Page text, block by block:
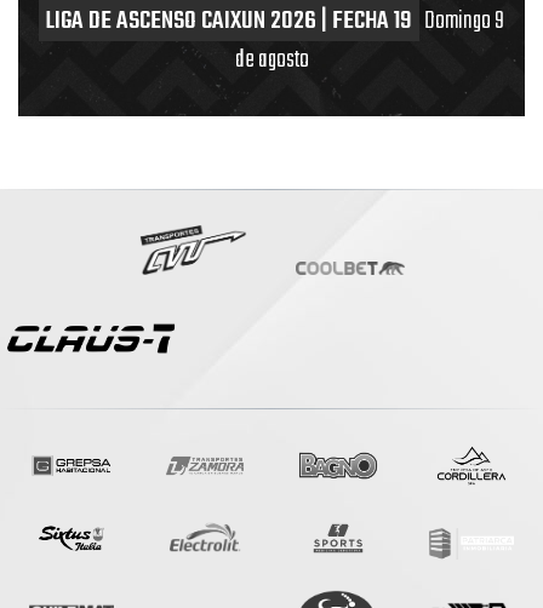
LIGA DE ASCENSO CAIXUN 2026 | FECHA 19 Domingo 9
de agosto